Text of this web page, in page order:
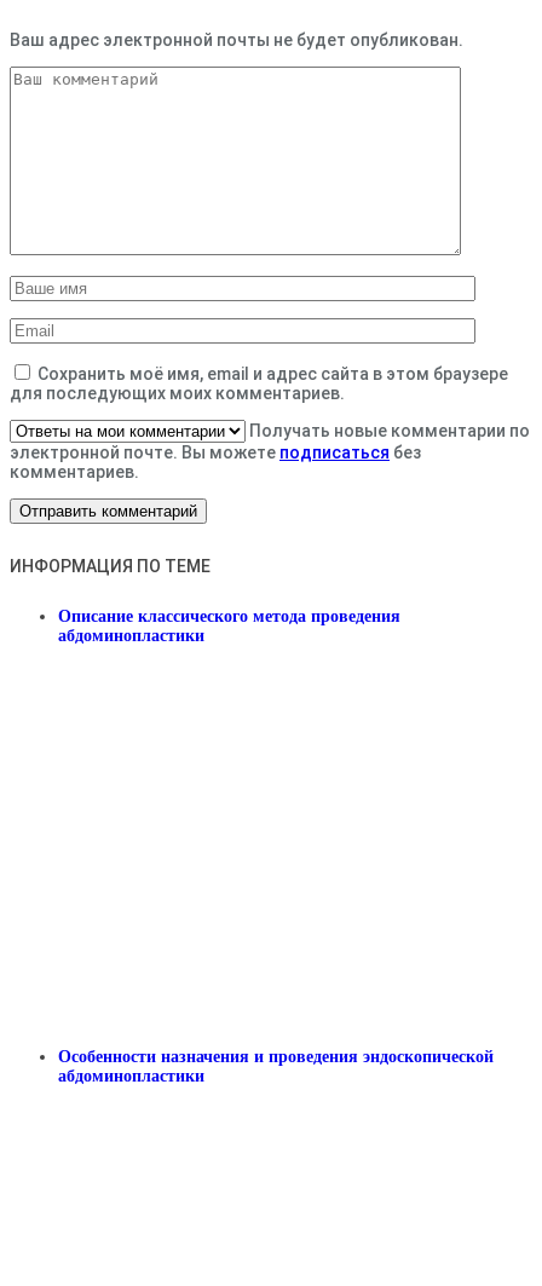
Ваш адрес электронной почты не будет опубликован.
Сохранить моё имя, email и адрес сайта в этом браузере
для последующих моих комментариев.
Получать новые комментарии по
электронной почте. Вы можете подписаться без
комментариев.
ИНФОРМАЦИЯ ПО ТЕМЕ
Описание классического метода проведения
абдоминопластики
Особенности назначения и проведения эндоскопической
абдоминопластики